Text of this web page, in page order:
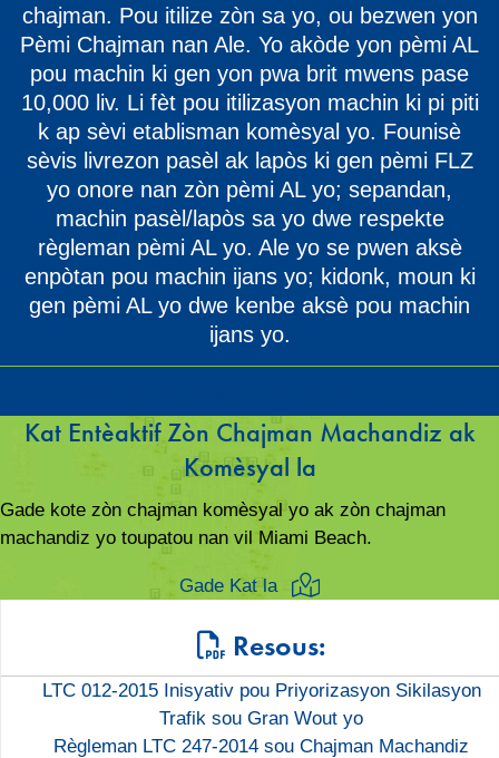
chajman. Pou itilize zòn sa yo, ou bezwen yon
Pèmi Chajman nan Ale. Yo akòde yon pèmi AL
pou machin ki gen yon pwa brit mwens pase
10,000 liv. Li fèt pou itilizasyon machin ki pi piti
k ap sèvi etablisman komèsyal yo. Founisè
sèvis livrezon pasèl ak lapòs ki gen pèmi FLZ
yo onore nan zòn pèmi AL yo; sepandan,
machin pasèl/lapòs sa yo dwe respekte
règleman pèmi AL yo. Ale yo se pwen aksè
enpòtan pou machin ijans yo; kidonk, moun ki
gen pèmi AL yo dwe kenbe aksè pou machin
ijans yo.
Kat Entèaktif Zòn Chajman Machandiz ak
Komèsyal la
Gade kote zòn chajman komèsyal yo ak zòn chajman
machandiz yo toupatou nan vil Miami Beach.
Gade Kat la
Resous:
LTC 012-2015 Inisyativ pou Priyorizasyon Sikilasyon
Trafik sou Gran Wout yo
Règleman LTC 247-2014 sou Chajman Machandiz